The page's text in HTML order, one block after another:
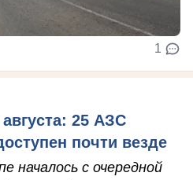
1
25 АЗС
почти везде
началось с очередной